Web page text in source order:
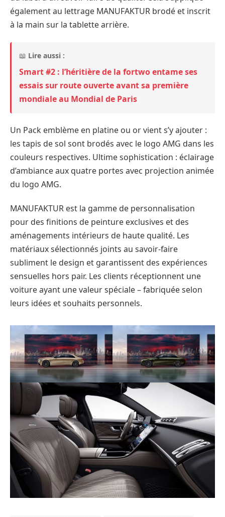
également au lettrage MANUFAKTUR brodé et inscrit
à la main sur la tablette arrière.
📖 Lire aussi :
Smart #2 : l’héritière de la fortwo entame ses
essais sur route ouverte avant sa première
mondiale au Mondial de Paris
Un Pack emblème en platine ou or vient s’y ajouter :
les tapis de sol sont brodés avec le logo AMG dans les
couleurs respectives. Ultime sophistication : éclairage
d’ambiance aux quatre portes avec projection animée
du logo AMG.
MANUFAKTUR est la gamme de personnalisation
pour des finitions de peinture exclusives et des
aménagements intérieurs de haute qualité. Les
matériaux sélectionnés joints au savoir-faire
subliment le design et garantissent des expériences
sensuelles hors pair. Les clients réceptionnent une
voiture ayant une valeur spéciale – fabriquée selon
leurs idées et souhaits personnels.